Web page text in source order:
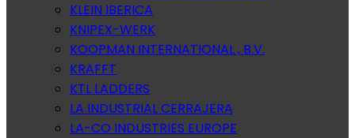
KLEIN IBERICA
KNIPEX-WERK
KOOPMAN INTERNATIONAL , B.V.
KRAFFT
KTL LADDERS
LA INDUSTRIAL CERRAJERA
LA-CO INDUSTRIES EUROPE